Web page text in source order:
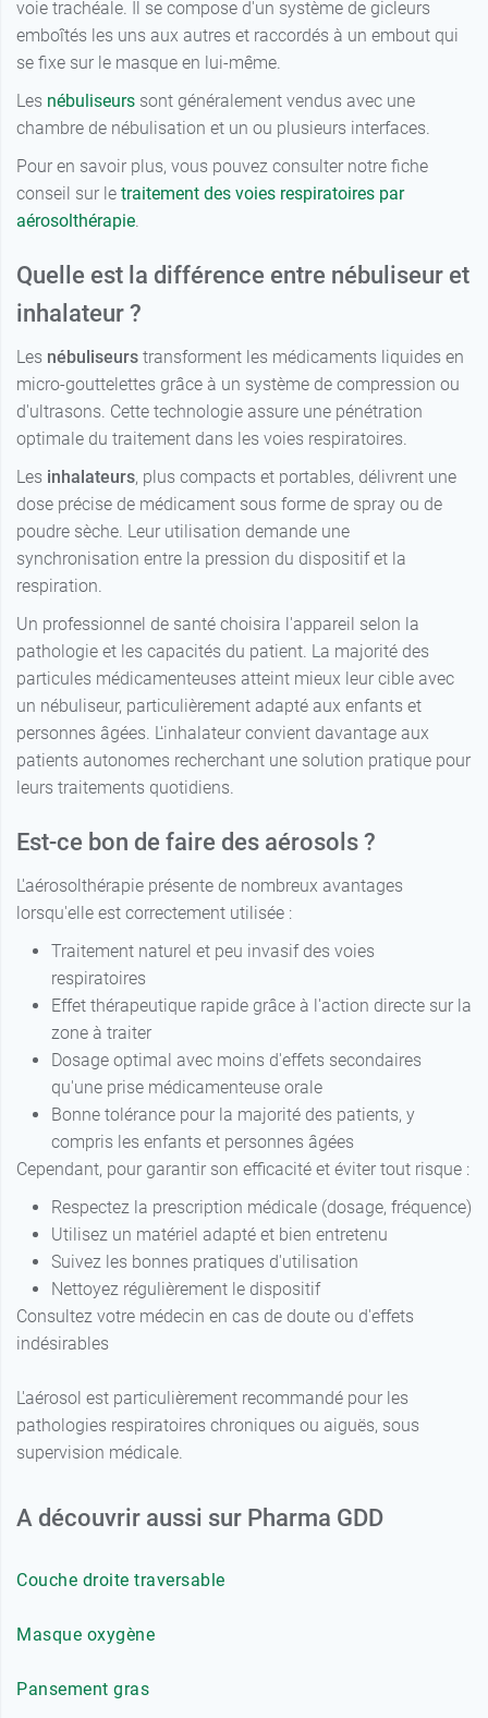
voie trachéale. Il se compose d'un système de gicleurs
emboîtés les uns aux autres et raccordés à un embout qui
se fixe sur le masque en lui-même.
Les nébuliseurs sont généralement vendus avec une
chambre de nébulisation et un ou plusieurs interfaces.
Pour en savoir plus, vous pouvez consulter notre fiche
conseil sur le traitement des voies respiratoires par
aérosolthérapie
Quelle est la différence entre nébuliseur et
inhalateur ?
Les nébuliseurs transforment les médicaments liquides en
micro-gouttelettes grâce à un système de compression ou
d'ultrasons. Cette technologie assure une pénétration
optimale du traitement dans les voies respiratoires.
Les inhalateurs, plus compacts et portables, délivrent une
dose précise de médicament sous forme de spray ou de
poudre sèche. Leur utilisation demande une
synchronisation entre la pression du dispositif et la
respiration.
Un professionnel de santé choisira l'appareil selon la
pathologie et les capacités du patient. La majorité des
particules médicamenteuses atteint mieux leur cible avec
un nébuliseur, particulièrement adapté aux enfants et
personnes âgées. L'inhalateur convient davantage aux
patients autonomes recherchant une solution pratique pour
leurs traitements quotidiens.
Est-ce bon de faire des aérosols ?
L'aérosolthérapie présente de nombreux avantages
lorsqu'elle est correctement utilisée :
Traitement naturel et peu invasif des voies
respiratoires
Effet thérapeutique rapide grâce à l'action directe sur la
zone à traiter
Dosage optimal avec moins d'effets secondaires
qu'une prise médicamenteuse orale
Bonne tolérance pour la majorité des patients, y
compris les enfants et personnes âgées
Cependant, pour garantir son efficacité et éviter tout risque :
Respectez la prescription médicale (dosage, fréquence)
Utilisez un matériel adapté et bien entretenu
Suivez les bonnes pratiques d'utilisation
Nettoyez régulièrement le dispositif
Consultez votre médecin en cas de doute ou d'effets
indésirables
L'aérosol est particulièrement recommandé pour les
pathologies respiratoires chroniques ou aiguës, sous
supervision médicale.
A découvrir aussi sur Pharma GDD
Couche droite traversable
Masque oxygène
Pansement gras